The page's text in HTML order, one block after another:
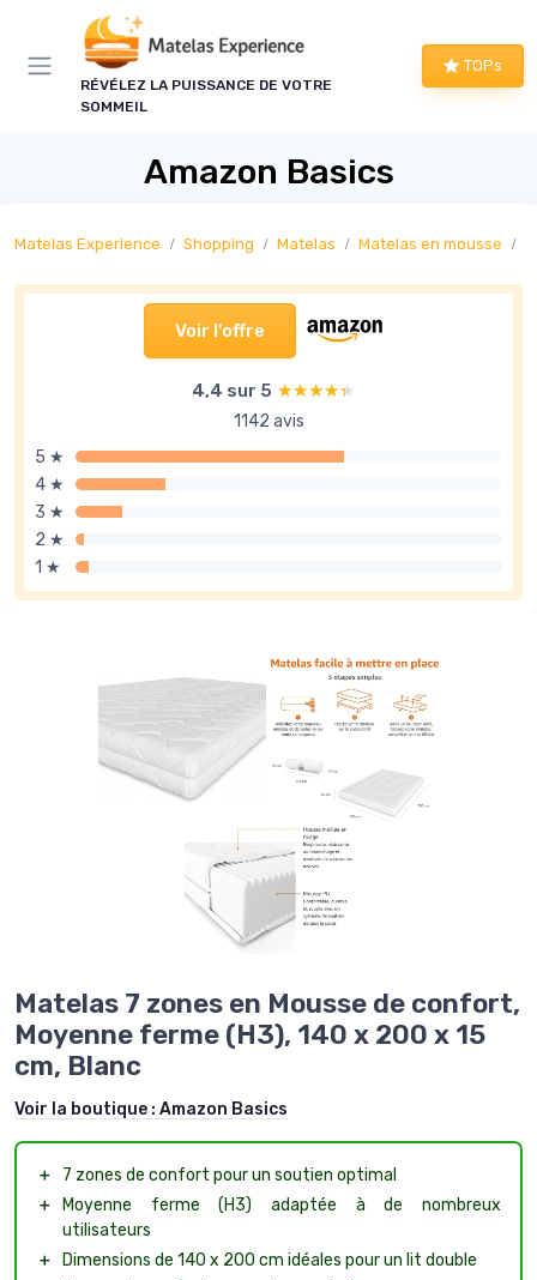
RÉVÉLEZ LA PUISSANCE DE VOTRE
SOMMEIL
TOPs
Amazon Basics
Matelas Experience Shopping Matelas Matelas en mousse
Voir l'offre
4,4 sur 5 ★★★★★
★★★★★
1142 avis
5 ★
4 ★
3 ★
2 ★
1 ★
Matelas 7 zones en Mousse de confort,
Moyenne ferme (H3), 140 x 200 x 15
cm, Blanc
Voir la boutique : Amazon Basics
＋
7 zones de confort pour un soutien optimal
＋
Moyenne ferme (H3) adaptée à de nombreux
utilisateurs
＋
Dimensions de 140 x 200 cm idéales pour un lit double
Panneau de gestion des cookies